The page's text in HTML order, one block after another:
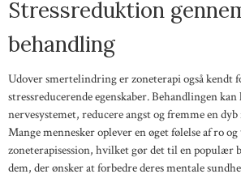
Stressreduktion
behandling
Udover smertelindring er zoneterapi også kendt
stressreducerende egenskaber. Behandlingen
nervesystemet, reducere angst og fremme en dyb
Mange mennesker oplever en øget følelse af ro
zoneterapisession, hvilket gør det til en populær
dem, der ønsker at forbedre deres mentale